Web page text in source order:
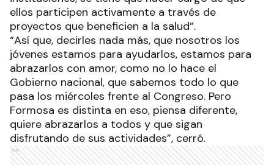
ellos participen activamente a través de
proyectos que beneficien a la salud”.
“Así que, decirles nada más, que nosotros los
jóvenes estamos para ayudarlos, estamos para
abrazarlos con amor, como no lo hace el
Gobierno nacional, que sabemos todo lo que
pasa los miércoles frente al Congreso. Pero
Formosa es distinta en eso, piensa diferente,
quiere abrazarlos a todos y que sigan
disfrutando de sus actividades”, cerró.
Ads